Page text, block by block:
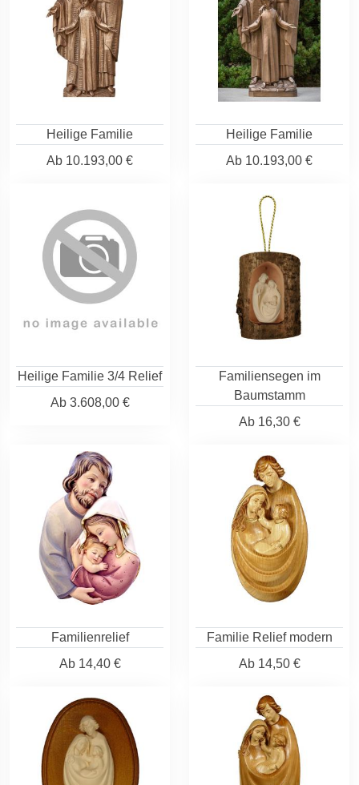
Heilige Familie
Ab 10.193,00 €
Heilige Familie
Ab 10.193,00 €
Heilige Familie 3/4 Relief
Ab3.608,00 €
Familiensegen im
Baumstamm
Ab16,30 €
Familienrelief
Ab14,40 €
Familie Relief modern
Ab14,50 €